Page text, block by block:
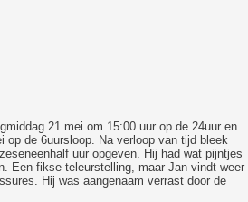
21 mei om 15:00 uur op de 24uur en
de 6uursloop. Na verloop van tijd bleek
uur opgeven. Hij had wat pijntjes
Een fikse teleurstelling, maar Jan vindt weer
Hij was aangenaam verrast door de